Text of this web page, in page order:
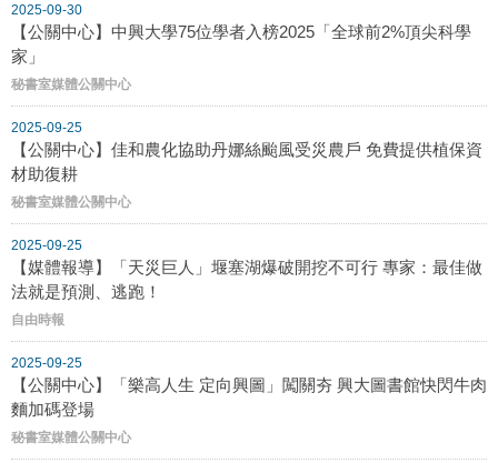
2025-09-30
【公關中心】中興大學75位學者入榜2025「全球前2%頂尖科學
家」
秘書室媒體公關中心
2025-09-25
【公關中心】佳和農化協助丹娜絲颱風受災農戶 免費提供植保資
材助復耕
秘書室媒體公關中心
2025-09-25
【媒體報導】「天災巨人」堰塞湖爆破開挖不可行 專家：最佳做
法就是預測、逃跑！
自由時報
2025-09-25
【公關中心】「樂高人生 定向興圖」闖關夯 興大圖書館快閃牛肉
麵加碼登場
秘書室媒體公關中心